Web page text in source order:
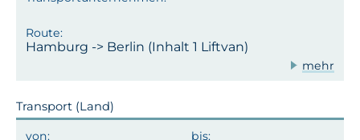
Hamburg -> Berlin (Inhalt 1 Liftvan)
mehr
Transport (Land)